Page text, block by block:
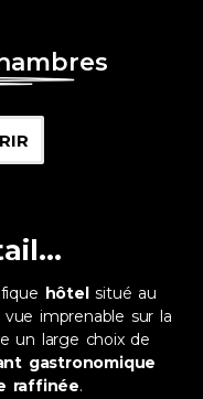
hôtelsitué au
vue imprenable sur la
un large choix de
gastronomique
raffinée.